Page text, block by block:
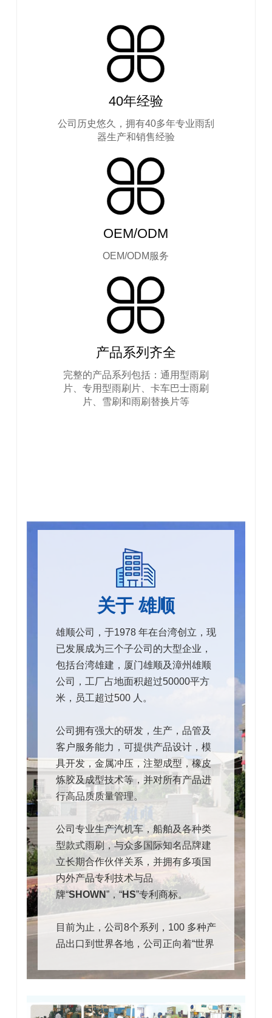
40年经验
公司历史悠久，拥有40多年专业雨刮
器生产和销售经验
OEM/ODM
OEM/ODM服务
产品系列齐全
完整的产品系列包括：通用型雨刷
片、专用型雨刷片、卡车巴士雨刷
片、雪刷和雨刷替换片等
关于 雄顺
雄顺公司，于1978 年在台湾创立，现
已发展成为三个子公司的大型企业，
包括台湾雄建，厦门雄顺及漳州雄顺
公司，工厂占地面积超过50000平方
米，员工超过500 人。
公司拥有强大的研发，生产，品管及
客户服务能力，可提供产品设计，模
具开发，金属冲压，注塑成型，橡皮
炼胶及成型技术等，并对所有产品进
行高品质质量管理。
公司专业生产汽机车，船舶及各种类
型款式雨刷，与众多国际知名品牌建
立长期合作伙伴关系，并拥有多项国
内外产品专利技术与品
牌“SHOWN”，“HS”专利商标。
目前为止，公司8个系列，100 多种产
品出口到世界各地，公司正向着“世界
标前进。
经营理念：创新 、质量 、效率 、服